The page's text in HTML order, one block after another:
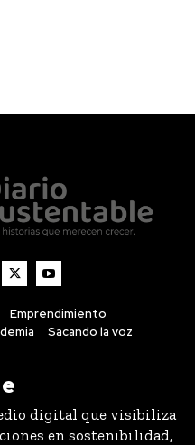
Emprendimiento
digital que visibiliza
positivo.